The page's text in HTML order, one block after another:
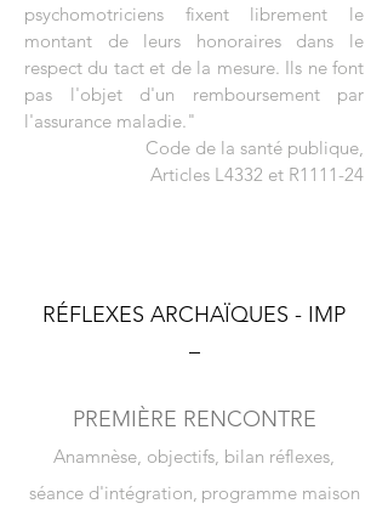
psychomotriciens fixent librement le
montant de leurs honoraires dans le
respect du tact et de la mesure. Ils ne font
pas l'objet d'un remboursement par
l'assurance maladie."
Code de la santé publique,
Articles L4332 et R1111-24
RÉFLEXES ARCHAÏQUES - IMP
–
PREMIÈRE RENCONTRE
Anamnèse, objectifs, bilan réflexes,
séance d'intégration, programme maison